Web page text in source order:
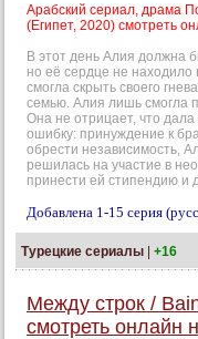
Арабский сериал, драма
(Египет, 2020) смотреть
В этот день Алия должна
но её сердце не
смогла скрыть своего
семью. Алия лишь смогла
Она не отрицает, что
ошибку: принуждение к
обрести независимость,
решилась на участие в
принести ей стипендию и
Добавлена 1-15 серия
Турецкие сериалы | +16
Между строк /
смотреть онлайн